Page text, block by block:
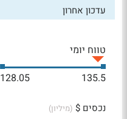
עדכון אחרון
טווח יומי
135.5
128.05
נכסים $ (מיליון)